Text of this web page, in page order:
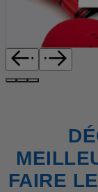
FAIRE